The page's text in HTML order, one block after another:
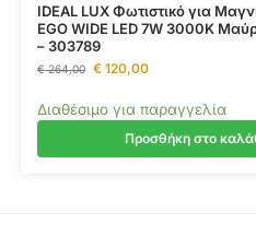
IDEAL LUX Φωτιστικό για
EGO WIDE LED 7W 3000K
– 303789
€264,00 €120,00
Διαθέσιμο για παραγγελία
Προσθήκη στο